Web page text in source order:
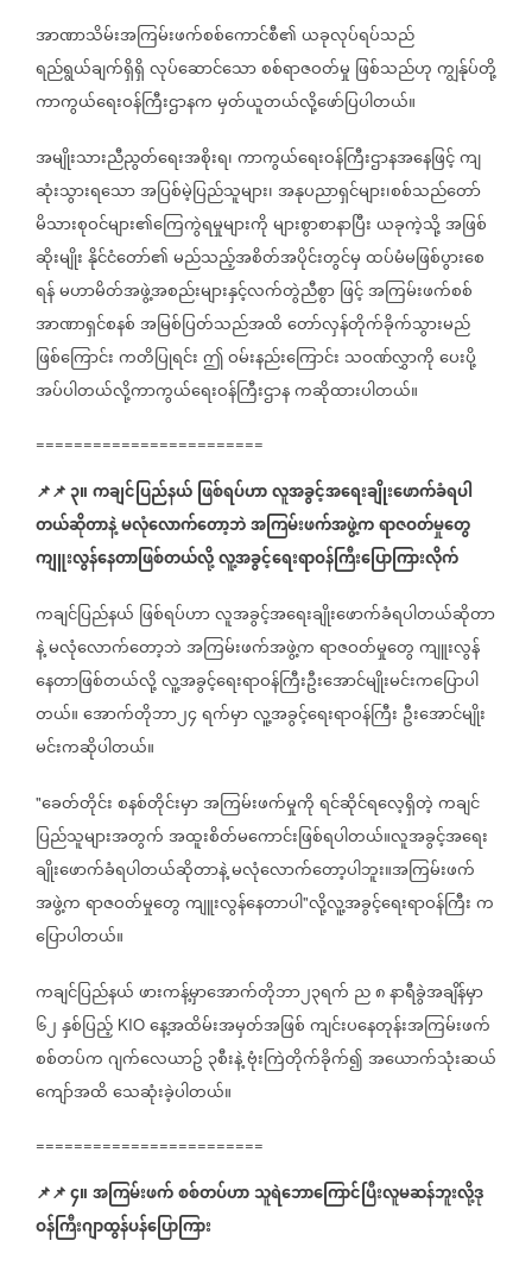
အာဏာသိမ်းအကြမ်းဖက်စစ်ကောင်စီ၏ယခုလုပ်ရပ်သည်
ရည်ရွယ်ချက်ရှိရှိလုပ်ဆောင်သောစစ်ရာဇဝတ်မှု ဖြစ်သည်ဟုကျွန်ုပ်တို့
ကာကွယ်ရေးဝန်ကြီးဌာနကမှတ်ယူတယ်လို့ဖော်ပြပါတယ်။
အမျိုးသားညီညွတ်ရေးအစိုးရ၊ကာကွယ်ရေးဝန်ကြီးဌာနအနေဖြင့်ကျ
ဆုံးသွားရသောအပြစ်မဲ့ပြည်သူများ၊အနုပညာရှင်များ၊စစ်သည်တော်
မိသားစုဝင်များ၏ကြေကွဲရမှုများကိုများစွာစာနာပြီးယခုကဲ့သို့အဖြစ်
ဆိုးမျိုးနိုင်ငံတော်၏မည်သည့်အစိတ်အပိုင်းတွင်မှထပ်မံမဖြစ်ပွားစေ
ရန်မဟာမိတ်အဖွဲ့အစည်းများနှင့်လက်တွဲညီစွာဖြင့်အကြမ်းဖက်စစ်
အာဏာရှင်စနစ်အမြစ်ပြတ်သည်အထိတော်လှန်တိုက်ခိုက်သွားမည်
ဖြစ်ကြောင်းကတိပြုရင်းဤဝမ်းနည်းကြောင်း သဝဏ်လွှာကိုပေးပို့
အပ်ပါတယ်လို့ကာကွယ်ရေးဝန်ကြီးဌာနကဆိုထားပါတယ်။
========================
📌📌၃။ကချင်ပြည်နယ်ဖြစ်ရပ်ဟာလူအခွင့်အရေးချိုးဖောက်ခံရပါ
တယ်ဆိုတာနဲ့မလုံလောက်တော့ဘဲအကြမ်းဖက်အဖွဲ့ကရာဇဝတ်မှုတွေ
ကျူးလွန်နေတာဖြစ်တယ်လို့လူ့အခွင့်ရေးရာဝန်ကြီးပြောကြားလိုက်
ကချင်ပြည်နယ် ဖြစ်ရပ်ဟာလူအခွင့်အရေးချိုးဖောက်ခံရပါတယ်ဆိုတာ
နဲ့မလုံလောက်တော့ဘဲအကြမ်းဖက်အဖွဲ့ကရာဇဝတ်မှုတွေကျူးလွန်
နေတာဖြစ်တယ်လို့လူ့အခွင့်ရေးရာဝန်ကြီးဦးအောင်မျိုးမင်းကပြောပါ
တယ်။အောက်တိုဘာ၂၄ရက်မှာလူ့အခွင့်ရေးရာဝန်ကြီး ဦးအောင်မျိုး
မင်းကဆိုပါတယ်။
"ခေတ်တိုင်းစနစ်တိုင်းမှာအကြမ်းဖက်မှုကိုရင်ဆိုင်ရလေ့ရှိတဲ့ကချင်
ပြည်သူများအတွက်အထူးစိတ်မကောင်းဖြစ်ရပါတယ်။လူအခွင့်အရေး
ချိုးဖောက်ခံရပါတယ်ဆိုတာနဲ့မလုံလောက်တော့ပါဘူး။အကြမ်းဖက်
အဖွဲ့ကရာဇဝတ်မှုတွေကျူးလွန်နေတာပါ"လို့လူ့အခွင့်ရေးရာဝန်ကြီးက
ပြောပါတယ်။
ကချင်ပြည်နယ်ဖားကန့်မှာအောက်တိုဘာ၂၃ရက် ည၈နာရီခွဲအချိန်မှာ
၆၂နှစ်ပြည့် KIO နေ့အထိမ်းအမှတ်အဖြစ်ကျင်းပနေတုန်းအကြမ်းဖက်
စစ်တပ်ကဂျက်လေယာဥ် ၃စီးနဲ့ဗုံးကြဲတိုက်ခိုက်၍အယောက်သုံးဆယ်
ကျော်အထိသေဆုံးခဲ့ပါတယ်။
========================
📌📌၄။အကြမ်းဖက်စစ်တပ်ဟာသူရဲဘောကြောင်ပြီးလူမဆန်ဘူးလို့ဒု
ဝန်ကြီးဂျာထွန်ပန်ပြောကြား